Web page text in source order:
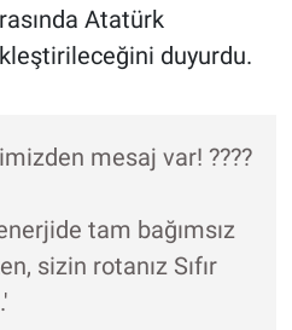
Atatürk
duyurdu.
mesaj var! ????
tam bağımsız
sizin rotanız Sıfır